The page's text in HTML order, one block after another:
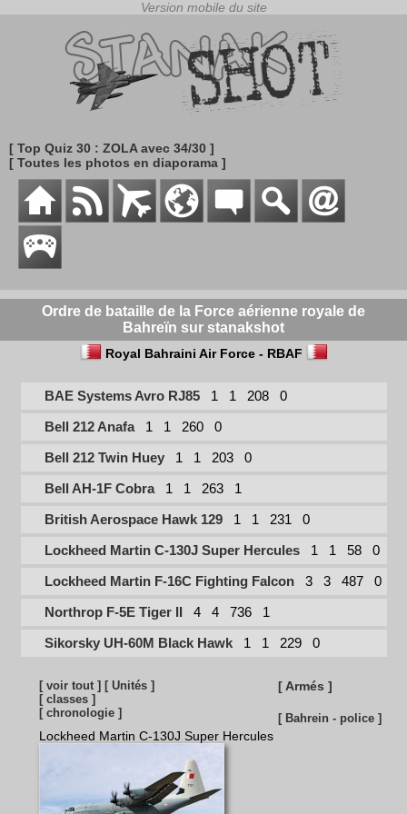
[ Top Quiz 30 : ZOLA avec 34/30 ]
[ Toutes les photos en diaporama ]
Ordre de bataille de la Force aérienne royale de
Bahreïn sur stanakshot
Royal Bahraini Air Force - RBAF
BAE Systems Avro RJ85 1 1 208
0
Bell 212 Anafa
1 1 260
0
Bell 212 Twin Huey
1 1 203
0
Bell AH-1F Cobra
1 1 263
1
British Aerospace Hawk 129
1 1 231
0
Lockheed Martin C-130J Super Hercules
1 1 58
0
Lockheed Martin F-16C Fighting Falcon
3 3 487
0
Northrop F-5E Tiger II
4 4 736
1
Sikorsky UH-60M Black Hawk
1 1 229 0
[ voir tout ] [ Unités ]
[ classes ]
[ chronologie ]
Lockheed Martin C-130J Super Hercules
[ Armés ]
[ Bahrein - police ]